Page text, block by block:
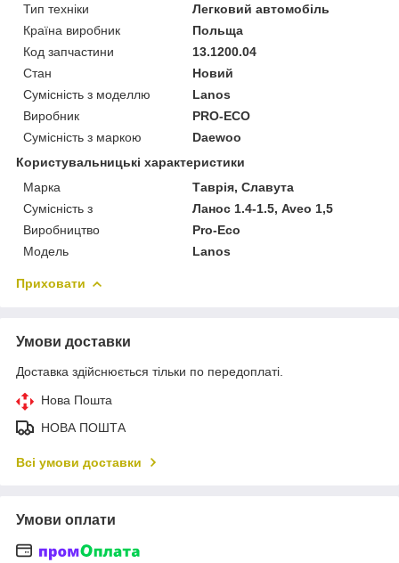
Тип техніки
Легковий автомобіль
Країна виробник
Польща
Код запчастини
13.1200.04
Стан
Новий
Сумісність з моделлю
Lanos
Виробник
PRO-ECO
Сумісність з маркою
Daewoo
Користувальницькі характеристики
Марка
Таврія, Славута
Сумісність з
Ланос 1.4-1.5, Aveo 1,5
Виробництво
Pro-Eco
Модель
Lanos
Приховати
Умови доставки
Доставка здійснюється тільки по передоплаті.
Нова Пошта
НОВА ПОШТА
Всі умови доставки
Умови оплати